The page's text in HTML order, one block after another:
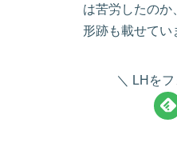
は苦労したのか
形跡も載せてい
LHを